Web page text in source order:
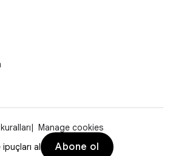
Manage cookies
al
Abone ol